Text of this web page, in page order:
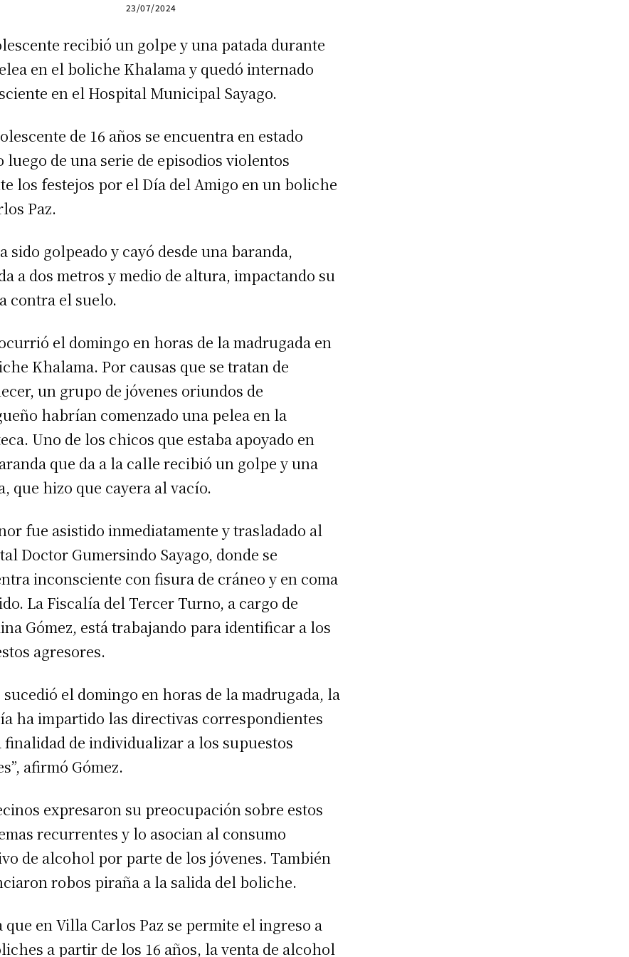
23/07/2024
recibió un golpe y una patada durante
en el boliche Khalama y quedó internado
en el Hospital Municipal Sayago.
de 16 años se encuentra en estado
luego de una serie de episodios violentos
los festejos por el Día del Amigo en un boliche
Paz.
sido golpeado y cayó desde una baranda,
a dos metros y medio de altura, impactando su
contra el suelo.
el domingo en horas de la madrugada en
Khalama. Por causas que se tratan de
un grupo de jóvenes oriundos de
habrían comenzado una pelea en la
Uno de los chicos que estaba apoyado en
que da a la calle recibió un golpe y una
que hizo que cayera al vacío.
fue asistido inmediatamente y trasladado al
Doctor Gumersindo Sayago, donde se
inconsciente con fisura de cráneo y en coma
La Fiscalía del Tercer Turno, a cargo de
Gómez, está trabajando para identificar a los
agresores.
sucedió el domingo en horas de la madrugada, la
ha impartido las directivas correspondientes
finalidad de individualizar a los supuestos
afirmó Gómez.
expresaron su preocupación sobre estos
recurrentes y lo asocian al consumo
de alcohol por parte de los jóvenes. También
robos piraña a la salida del boliche.
que en Villa Carlos Paz se permite el ingreso a
a partir de los 16 años, la venta de alcohol